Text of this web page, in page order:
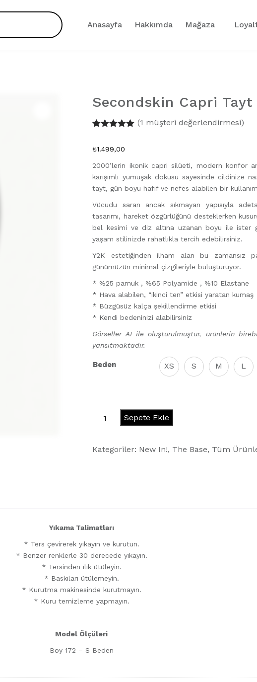
Anasayfa Hakkımda Mağaza
Secondskin Capri Tayt
dayanarak 5
5.00puan
aldı
(1 müşteri değerlendirmesi)
₺1.499,00
2000’lerin ikonik capri silüeti, modern konfor
karışımlı yumuşak dokusu sayesinde cildinize
tayt, gün boyu hafif ve nefes alabilen bir
Vücudu saran ancak sıkmayan yapısıyla
tasarımı, hareket özgürlüğünü desteklerken
bel kesimi ve diz altına uzanan boyu ile ister
yaşam stilinizde rahatlıkla tercih edebilirsiniz.
Y2K estetiğinden ilham alan bu zamansız
günümüzün minimal çizgileriyle buluşturuyor.
* %25 pamuk , %65 Polyamide , %10 Elastane
* ⁠Hava alabilen, “ikinci ten” etkisi yaratan kumaş
* Büzgüsüz kalça şekillendirme etkisi
* Kendi bedeninizi alabilirsiniz
Görseller AI ile oluşturulmuştur, ürünlerin
yansıtmaktadır.
Beden XS S M L
SecondskinSepete Ekle
Kategoriler: New In!, The Base, Tüm
Yıkama Talimatları
* Ters çevirerek yıkayın ve kurutun.
* ⁠Benzer renklerle 30 derecede yıkayın.
* Tersinden ılık ütüleyin.
* Baskıları ütülemeyin.
* Kurutma makinesinde kurutmayın.
* Kuru temizleme yapmayın.
Model Ölçüleri
Boy 172 – S Beden